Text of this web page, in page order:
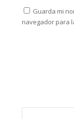
Guarda mi
navegador para